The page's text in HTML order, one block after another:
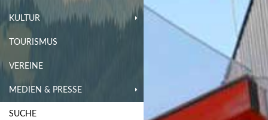
KULTUR
TOURISMUS
VEREINE
MEDIEN & PRESSE
SUCHE